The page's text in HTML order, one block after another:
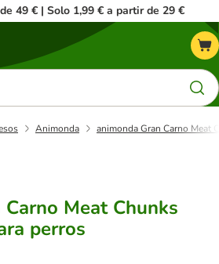
49 € | Solo 1,99 € a partir de 29 €
Animonda animonda Gran Carno Meat
Meat Chunks
perros